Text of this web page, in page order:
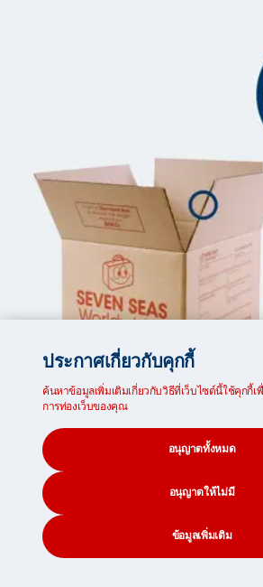
กล่องมาตรฐาน
ขนาดภายนอกกล่อง:
51 x 41 x 31cm / 20 x 16.14 x 12.2 นิ้ว
เหมาะสำหรับ:
แฟ้มและเอกสาร
หนังสือ
ประกาศเกี่ยวกับคุกกี้
ค้นหาข้อมูลเพิ่มเติมเกี่ยวกับวิธีที่เว็บไซต์นี้ใช้คุกกี้
การท่องเว็บของคุณ
อนุญาตทั้งหมด
อนุญาตให้ไม่มี
ข้อมูลเพิ่มเติม